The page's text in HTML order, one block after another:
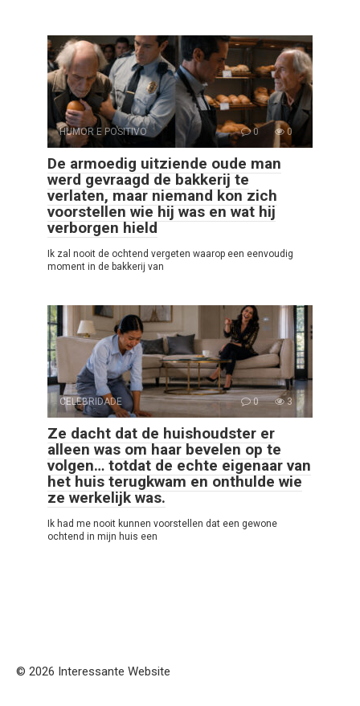
HUMOR E POSITIVO 0 0
De armoedig uitziende oude man
werd gevraagd de bakkerij te
verlaten, maar niemand kon zich
voorstellen wie hij was en wat hij
verborgen hield
Ik zal nooit de ochtend vergeten waarop een eenvoudig
moment in de bakkerij van
CELEBRIDADE 0 3
Ze dacht dat de huishoudster er
alleen was om haar bevelen op te
volgen… totdat de echte eigenaar van
het huis terugkwam en onthulde wie
ze werkelijk was.
Ik had me nooit kunnen voorstellen dat een gewone
ochtend in mijn huis een
© 2026 Interessante Website